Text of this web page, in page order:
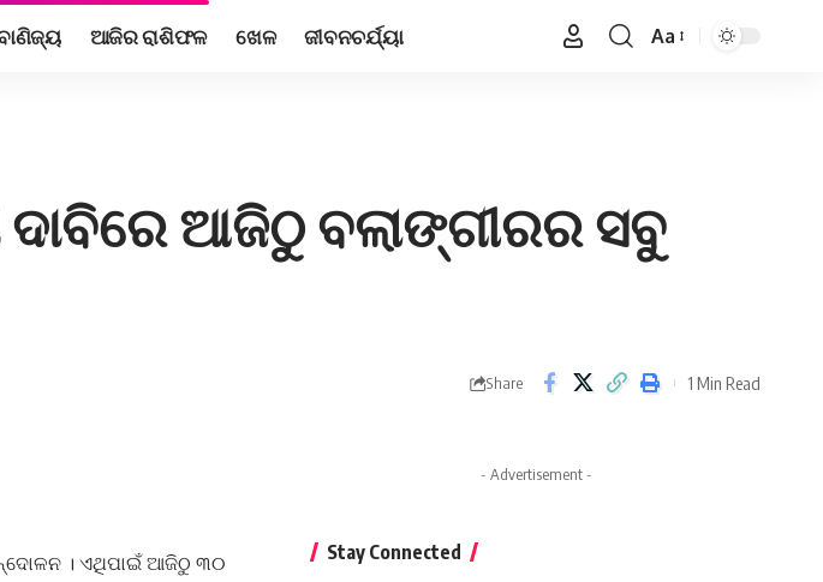
ଆଜିର ରାଶିଫଳ ଖେଳ ଜୀବନଚର୍ଯ୍ୟା
Font
Aa
ଦାବିରେ ଆଜିଠୁ ବଲାଙ୍ଗୀରର ସବୁ
Share 1 Min Read
। ଏଥିପାଇଁ ଆଜିଠୁ ୩୦
- Advertisement -
Stay Connected